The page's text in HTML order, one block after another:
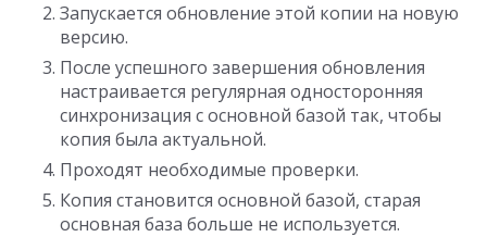
Запускается обновление этой копии на новую
версию.
После успешного завершения обновления
настраивается регулярная односторонняя
синхронизация с основной базой так, чтобы
копия была актуальной.
Проходят необходимые проверки.
Копия становится основной базой, старая
основная база больше не используется.